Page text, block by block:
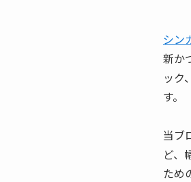
シン
新か
ック
す。
当ブ
ど、
ため